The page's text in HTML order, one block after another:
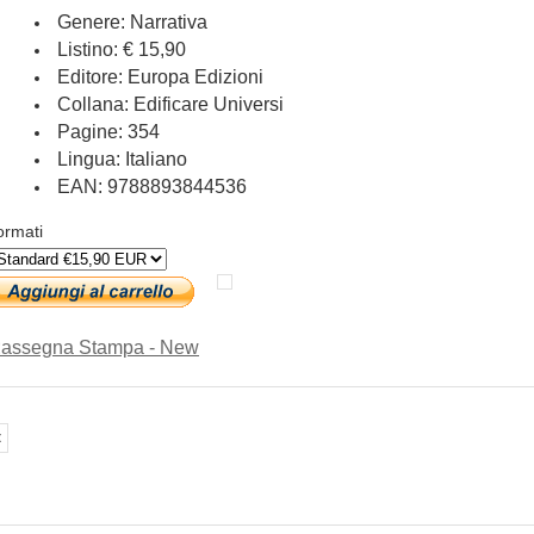
Genere: Narrativa
Listino: € 15,90
Editore: Europa Edizioni
Collana: Edificare Universi
Pagine: 354
Lingua: Italiano
EAN: 9788893844536
Stampa - New